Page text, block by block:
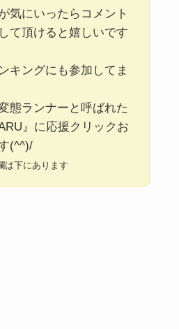
気にいったらコメント
て頂けると嬉しいです
キングにも参加してま
態ランナーと呼ばれた
』に応援クリックお
(^^)/
は下にあります